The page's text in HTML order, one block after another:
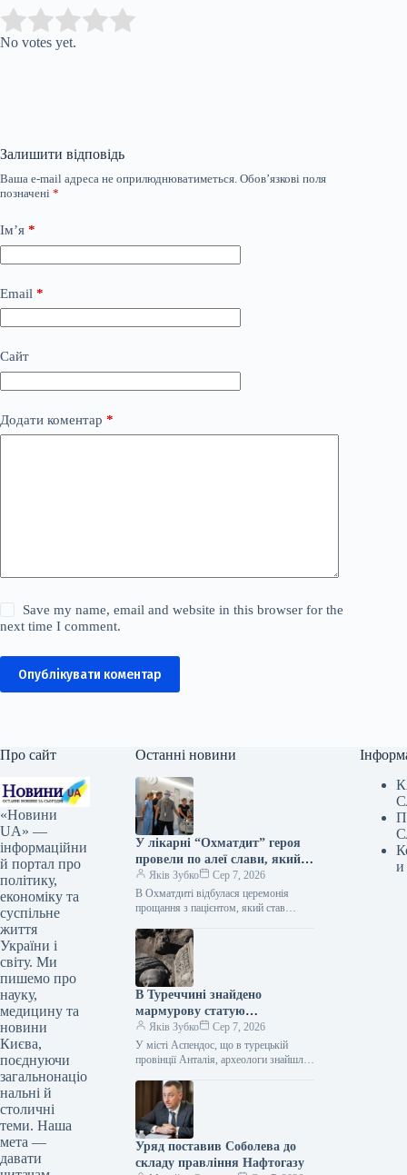
Rate this item:
No votes yet.
Залишити відповідь
Ваша e-mail адреса не оприлюднюватиметься. Обов’язкові поля
позначені *
Ім’я *
Email *
Сайт
Додати коментар *
Save my name, email and website in this browser for the
next time I comment.
Опублікувати коментар
Про сайт
«Новини
UA» —
інформаційни
й портал про
політику,
економіку та
суспільне
життя
України і
світу. Ми
пишемо про
науку,
медицину та
новини
Києва,
поєднуючи
загальнонаціо
нальні й
столичні
теми. Наша
мета —
давати
Останні новини
У лікарні “Охматдит” героя
провели по алеї слави, який
став посмертним донором
Яків Зубко
Сер 7, 2026
В Охматдиті відбулася церемонія
прощання з пацієнтом, який став
пресслужба Національної дитячої
спеціалізованої лікарні “Охматдит”
поінформувала…
В Туреччині знайдено
мармурову статую
давньогрецького бога
зцілення, що датується 1800
роками.
Яків Зубко
Сер 7, 2026
У місті Аспендос, що в турецькій
провінції Анталія, археологи знайшли
образ давньогрецького божества
медицини Асклепія та…
Уряд поставив Соболева до
складу правління Нафтогазу
и